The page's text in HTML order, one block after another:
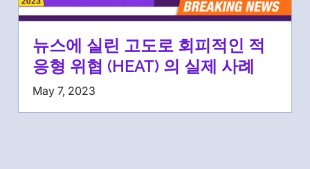
뉴스에 실린 고도로 회피적인 적
응형 위협 (HEAT) 의 실제 사례
May 7, 2023